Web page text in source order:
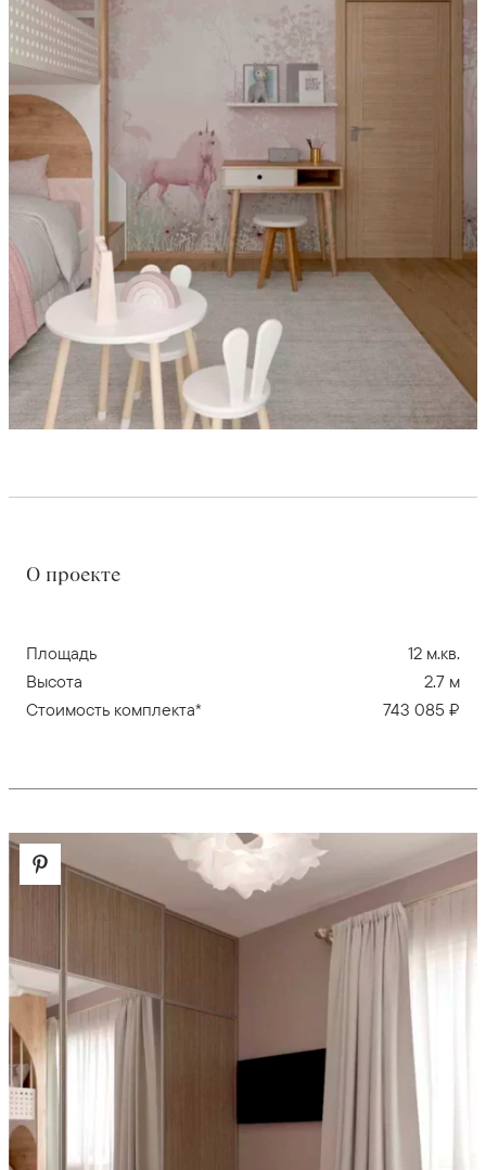
О проекте
Площадь
12 м.кв.
Высота
2.7 м
Стоимость комплекта*
743 085 ₽